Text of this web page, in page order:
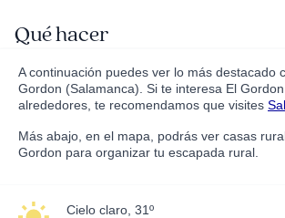
Qué hacer
A continuación puedes ver lo más destacado
Gordon (Salamanca). Si te interesa El
alrededores, te recomendamos que visites
Más abajo, en el mapa, podrás ver casas
Gordon para organizar tu escapada rural.
cielo claro, 31º